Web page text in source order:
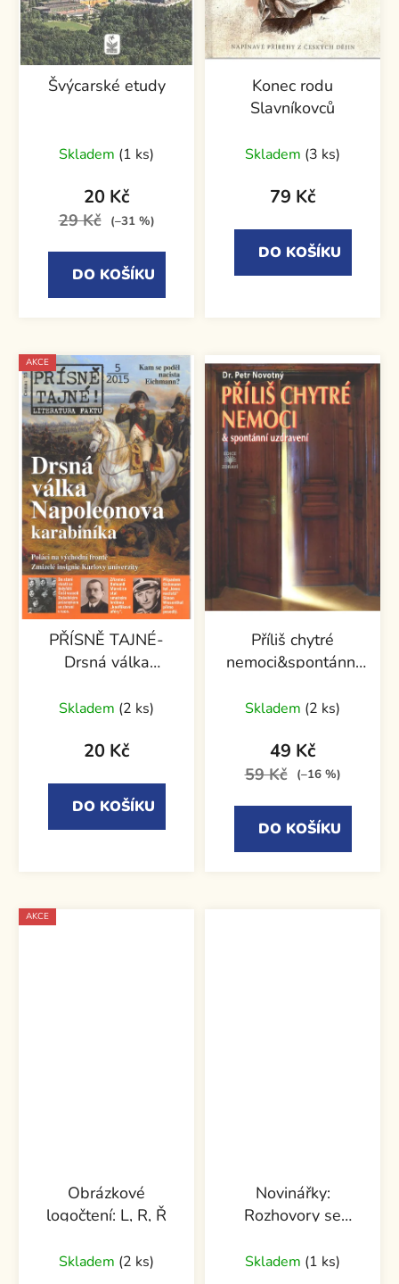
Švýcarské etudy
Skladem (1 ks)
20 Kč
29 Kč (–31 %)
DO KOŠÍKU
Konec rodu
Slavníkovců
Skladem (3 ks)
79 Kč
DO KOŠÍKU
AKCE
PŘÍSNĚ TAJNÉ-
Drsná válka
karabiníka
Skladem (2 ks)
20 Kč
DO KOŠÍKU
Příliš chytré
nemoci&spontánní
Skladem (2 ks)
49 Kč
59 Kč (–16 %)
DO KOŠÍKU
AKCE
Obrázkové
logočtení: L, R, Ř
Skladem (2 ks)
Novinářky:
Rozhovory se
médiích
Skladem (1 ks)